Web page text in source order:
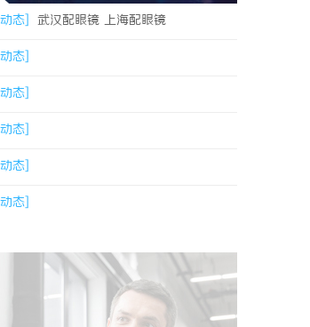
态] 武汉配眼镜 上海配眼镜
态]
态]
态]
态]
态]